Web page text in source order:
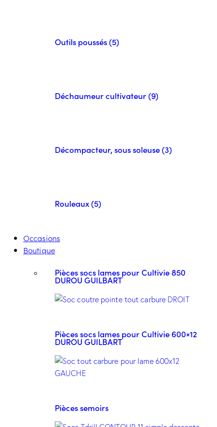
Outils poussés (5)
Déchaumeur cultivateur (9)
Décompacteur, sous soleuse (3)
Rouleaux (5)
Occasions
Boutique
Pièces socs lames pour Cultivie 850
DUROU GUILBART
Pièces socs lames pour Cultivie 600×12
DUROU GUILBART
Pièces semoirs